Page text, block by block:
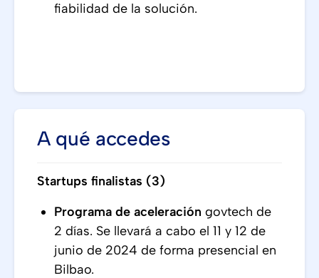
fiabilidad de la solución.
A qué accedes
Startups finalistas (3)
Programa de aceleración govtech de
2 días. Se llevará a cabo el 11 y 12 de
junio de 2024 de forma presencial en
Bilbao.